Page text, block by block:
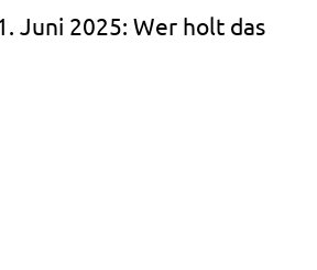
Juni 2025: Wer holt das